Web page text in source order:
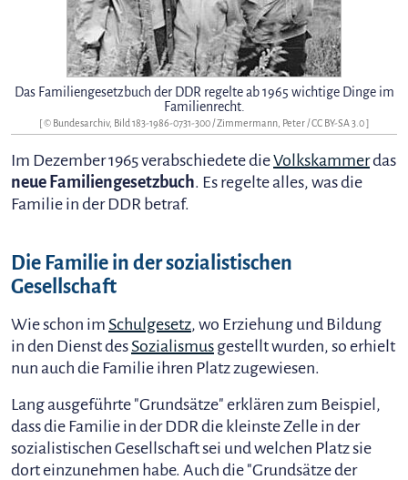
Das Familiengesetzbuch der DDR regelte ab 1965 wichtige Dinge im
Familienrecht.
[ © Bundesarchiv, Bild 183-1986-0731-300 / Zimmermann, Peter /CC BY-SA 3.0]
Im Dezember 1965 verabschiedete dieVolkskammerdas
neue Familiengesetzbuch. Es regelte alles, was die
Familie in der DDR betraf.
Die Familie in der sozialistischen
Gesellschaft
Wie schon im Schulgesetz, wo Erziehung und Bildung
in den Dienst des Sozialismus gestellt wurden, so erhielt
nun auch die Familie ihren Platz zugewiesen.
Lang ausgeführte "Grundsätze" erklären zum Beispiel,
dass die Familie in der DDR die kleinste Zelle in der
sozialistischen Gesellschaft sei und welchen Platz sie
dort einzunehmen habe. Auch die "Grundsätze der